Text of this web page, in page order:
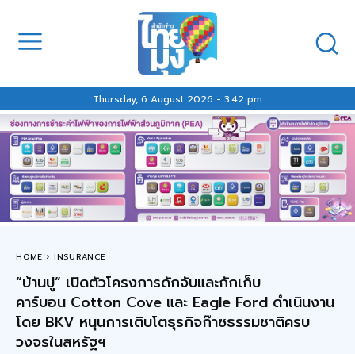
Thursday, 6 August 2026 - 3:42 pm
HOME INSURANCE
“บ้านปู” เปิดตัวโครงการดักจับและกักเก็บ
คาร์บอน Cotton Cove และ Eagle Ford ดำเนินงาน
โดย BKV หนุนการเติบโตธุรกิจก๊าซธรรมชาติครบ
วงจรในสหรัฐฯ